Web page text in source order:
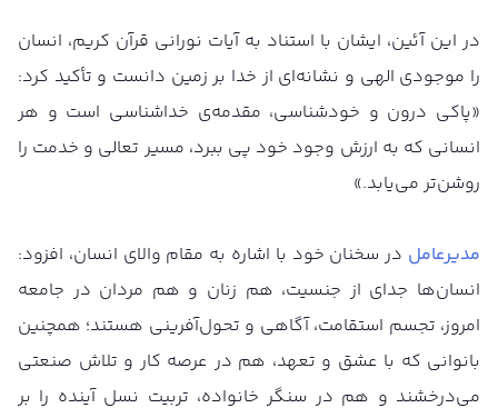
در این آئین، ایشان با استناد به آیات نورانی قرآن کریم، انسان
را موجودی الهی و نشانه‌ای از خدا بر زمین دانست و تأکید کرد:
«پاکی درون و خودشناسی، مقدمه‌ی خداشناسی است و هر
انسانی که به ارزش وجود خود پی ببرد، مسیر تعالی و خدمت را
روشن‌تر می‌یابد.»
مدیرعامل در سخنان خود با اشاره به مقام والای انسان، افزود:
انسان‌ها جدای از جنسیت، هم زنان و هم مردان در جامعه
امروز، تجسم استقامت، آگاهی و تحول‌آفرینی هستند؛ همچنین
بانوانی که با عشق و تعهد، هم در عرصه کار و تلاش صنعتی
می‌درخشند و هم در سنگر خانواده، تربیت نسل آینده را بر